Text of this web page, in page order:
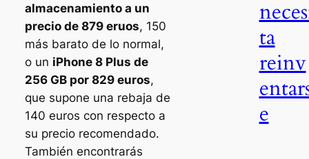
almacenamiento a un
precio de 879 eruos, 150
más barato de lo normal,
o un iPhone 8 Plus de
256 GB por 829 euros,
que supone una rebaja de
140 euros con respecto a
su precio recomendado.
También encontrarás
ta
reinv
e